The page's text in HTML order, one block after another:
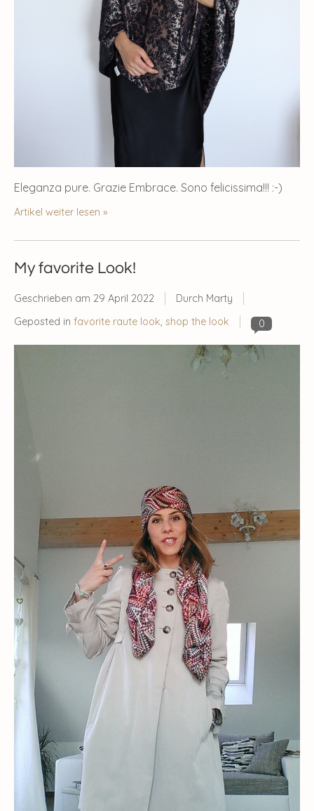
Eleganza pure. Grazie Embrace. Sono felicissima!!! :-)
Artikel weiter lesen »
My favorite Look!
Geschrieben am 29 April 2022
Durch Marty
Geposted in favorite raute look shop the look 0